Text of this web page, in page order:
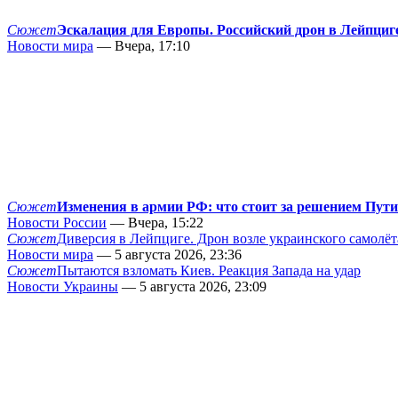
СюжетЭскалация для Европы. Российский дрон в
Новости мира — Вчера, 17:10
СюжетИзменения в армии РФ: что стоит за решением
Новости России — Вчера, 15:22
СюжетДиверсия в Лейпциге. Дрон возле украинского
Новости мира — 5 августа 2026, 23:36
СюжетПытаются взломать Киев. Реакция Запада на удар
Новости Украины — 5 августа 2026, 23:09